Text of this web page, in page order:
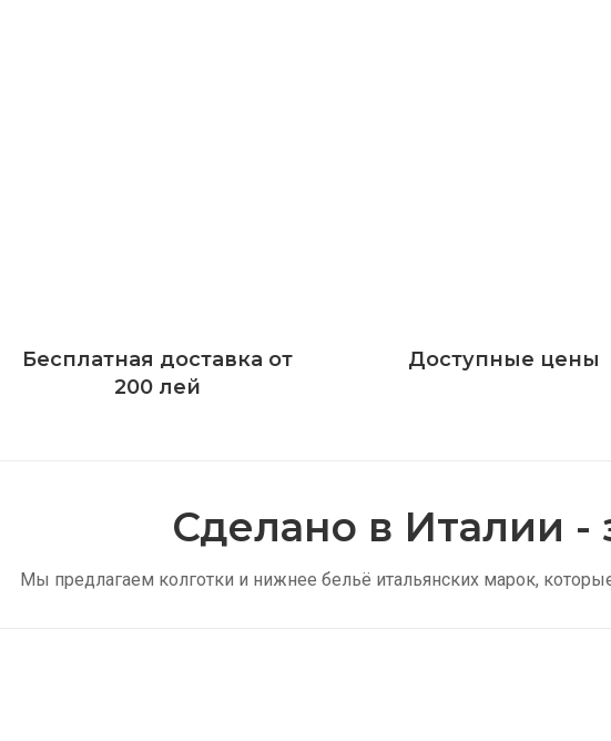
Бесплатная доставка от
200 лей
Доступные цены
Сделано в Италии -
Мы предлагаем колготки и нижнее бельё итальянских марок,